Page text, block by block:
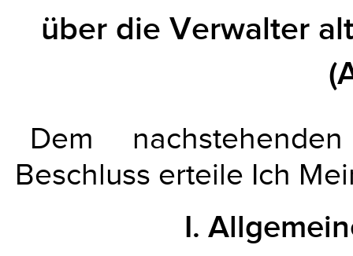
über die Verwalter
Dem
Beschluss erteile Ich
I.